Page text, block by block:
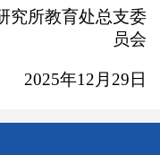
究所教育处总支委
员会
2025年12月29日